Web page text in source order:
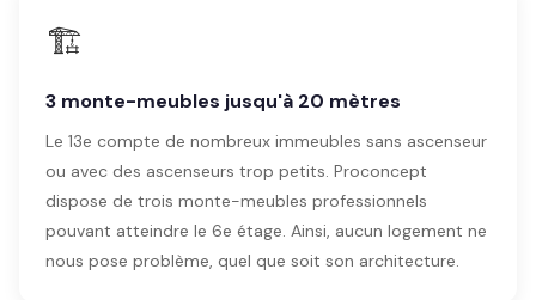
🏗️
3 monte-meubles jusqu'à 20 mètres
Le 13e compte de nombreux immeubles sans ascenseur
ou avec des ascenseurs trop petits. Proconcept
dispose de trois monte-meubles professionnels
pouvant atteindre le 6e étage. Ainsi, aucun logement ne
nous pose problème, quel que soit son architecture.